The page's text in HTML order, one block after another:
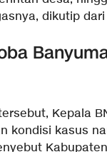
dikutip dari
Kepala
kondisi kasus